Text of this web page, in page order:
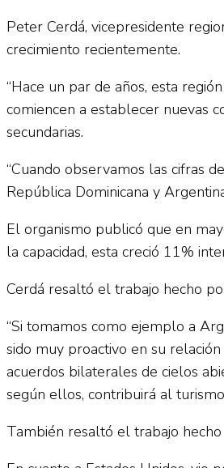
Peter Cerdá, vicepresidente
crecimiento recientemente.
“Hace un par de años, esta
comiencen a establecer nuevas
secundarias.
“Cuando observamos las cifras
República Dominicana y
El organismo publicó que en
la capacidad, esta creció 11%
Cerdá resaltó el trabajo hecho
“Si tomamos como ejemplo a
sido muy proactivo en su
acuerdos bilaterales de cielos
según ellos, contribuirá al
También resaltó el trabajo hecho